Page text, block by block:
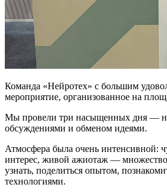
Команда «Нейротех» с большим
мероприятие, организованное на
Мы провели три насыщенных дня —
обсуждениями и обменом идеями.
Атмосфера была очень интенсивной:
интерес, живой ажиотаж —
узнать, поделиться опытом,
технологиями.